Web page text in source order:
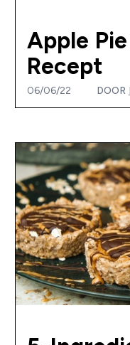
Apple
Recept
06/06/22 DOOR